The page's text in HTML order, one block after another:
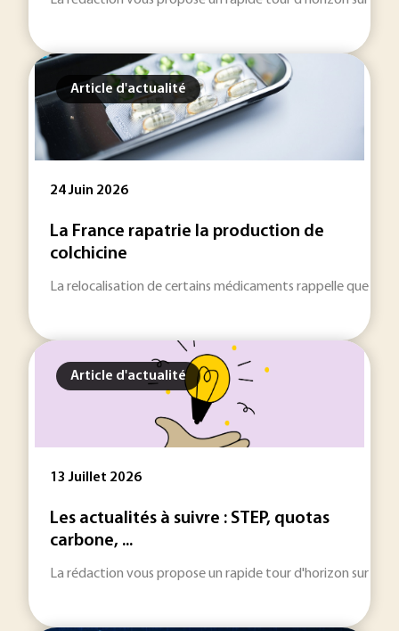
Article d'actualité
24 Juin 2026
La France rapatrie la production de
colchicine
La relocalisation de certains médicaments rappelle que
Article d'actualité
13 Juillet 2026
Les actualités à suivre : STEP, quotas
carbone, ...
La rédaction vous propose un rapide tour d'horizon sur les